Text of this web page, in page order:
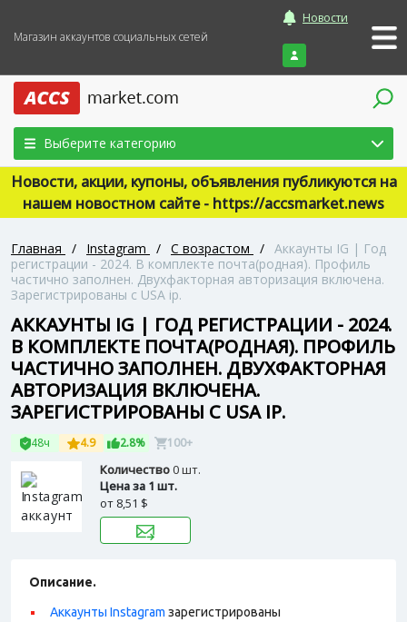
Магазин аккаунтов социальных сетей
Новости
Войти
Выберите категорию
Новости, акции, купоны, объявления публикуются на
нашем новостном сайте - https://accsmarket.news
Главная / Instagram / С возрастом / Аккаунты IG | Год
регистрации - 2024. В комплекте почта(родная). Профиль
частично заполнен. Двухфакторная авторизация включена.
Зарегистрированы с USA ip.
АККАУНТЫ IG | ГОД РЕГИСТРАЦИИ - 2024.
В КОМПЛЕКТЕ ПОЧТА(РОДНАЯ). ПРОФИЛЬ
ЧАСТИЧНО ЗАПОЛНЕН. ДВУХФАКТОРНАЯ
АВТОРИЗАЦИЯ ВКЛЮЧЕНА.
ЗАРЕГИСТРИРОВАНЫ С USA IP.
48ч 4.9 2.8% 100+
Количество0 шт.
Цена за 1 шт.
от 8,51 $
Описание.
Аккаунты Instagram зарегистрированы